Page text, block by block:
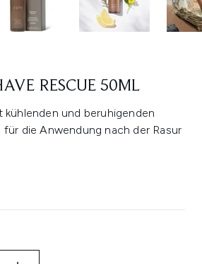
RESCUE 50ML
kühlenden und beruhigenden
für die Anwendung nach der Rasur